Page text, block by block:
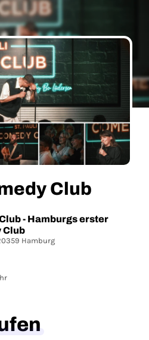
Club
- Hamburgs erster
Club
Hamburg